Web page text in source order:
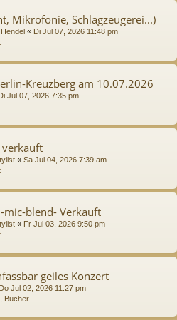
Mikrofonie, Schlagzeugerei...)
« Di Jul 07, 2026 11:48 pm
Kreuzberg am 10.07.2026
Di Jul 07, 2026 7:35 pm
« Sa Jul 04, 2026 7:39 am
blend- Verkauft
« Fr Jul 03, 2026 9:50 pm
geiles Konzert
Do Jul 02, 2026 11:27 pm
Bücher